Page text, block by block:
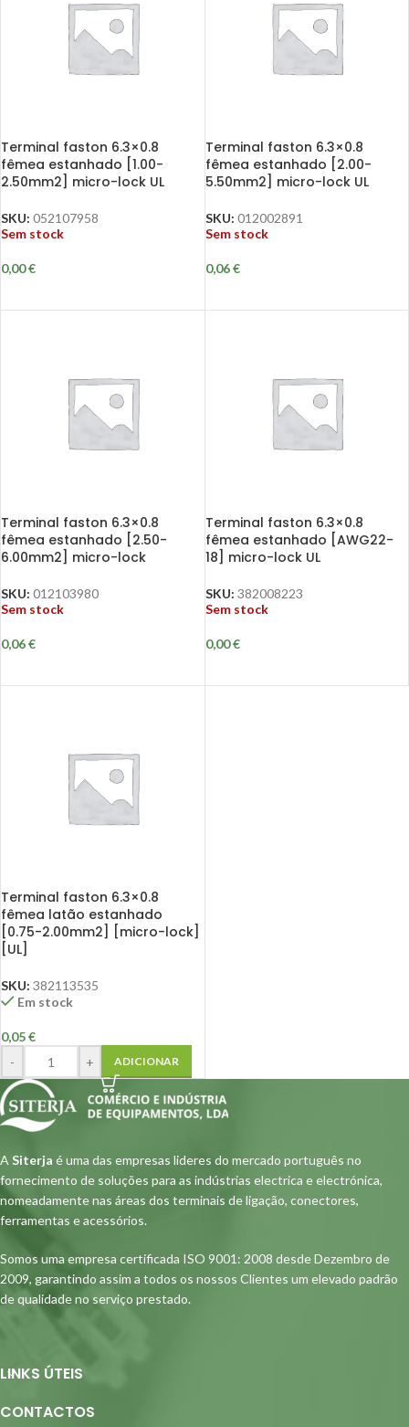
Terminal faston 6.3×0.8
fêmea estanhado [1.00-
2.50mm2] micro-lock UL
SKU: 052107958
Sem stock
0,00€
Terminal faston 6.3×0.8
fêmea estanhado [2.00-
5.50mm2] micro-lock UL
SKU: 012002891
Sem stock
0,06€
Terminal faston 6.3×0.8
fêmea estanhado [2.50-
6.00mm2] micro-lock
SKU: 012103980
Sem stock
0,06€
Terminal faston 6.3×0.8
fêmea estanhado [AWG22-
18] micro-lock UL
SKU: 382008223
Sem stock
0,00€
Terminal faston 6.3×0.8
fêmea latão estanhado
[0.75-2.00mm2] [micro-lock]
[UL]
SKU: 382113535
Em stock
0,05€
-
+ ADICIONAR
A Siterja é uma das empresas lideres do mercado português no
fornecimento de soluções para as indústrias electrica e electrónica,
nomeadamente nas áreas dos terminais de ligação, conectores,
ferramentas e acessórios.
Somos uma empresa certificada ISO 9001: 2008 desde Dezembro de
2009, garantindo assim a todos os nossos Clientes um elevado padrão
de qualidade no serviço prestado.
LINKS ÚTEIS
CONTACTOS